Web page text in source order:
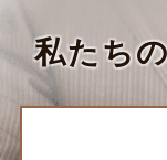
私たち